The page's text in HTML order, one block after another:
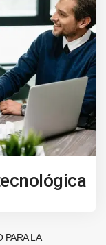
PARA LA